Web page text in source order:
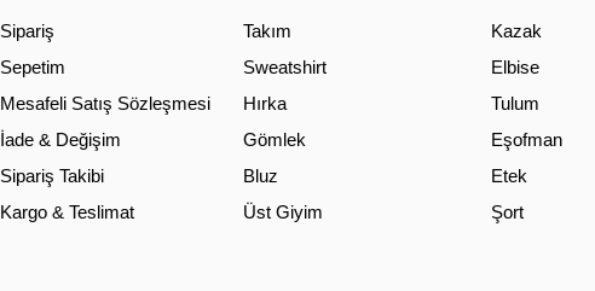
Sipariş
Sepetim
Mesafeli Satış Sözleşmesi
İade & Değişim
Sipariş Takibi
Kargo & Teslimat
Takım
Sweatshirt
Hırka
Gömlek
Bluz
Üst Giyim
Kazak
Elbise
Tulum
Eşofman
Etek
Şort